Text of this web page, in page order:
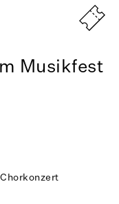
Musikfest
Chorkonzert